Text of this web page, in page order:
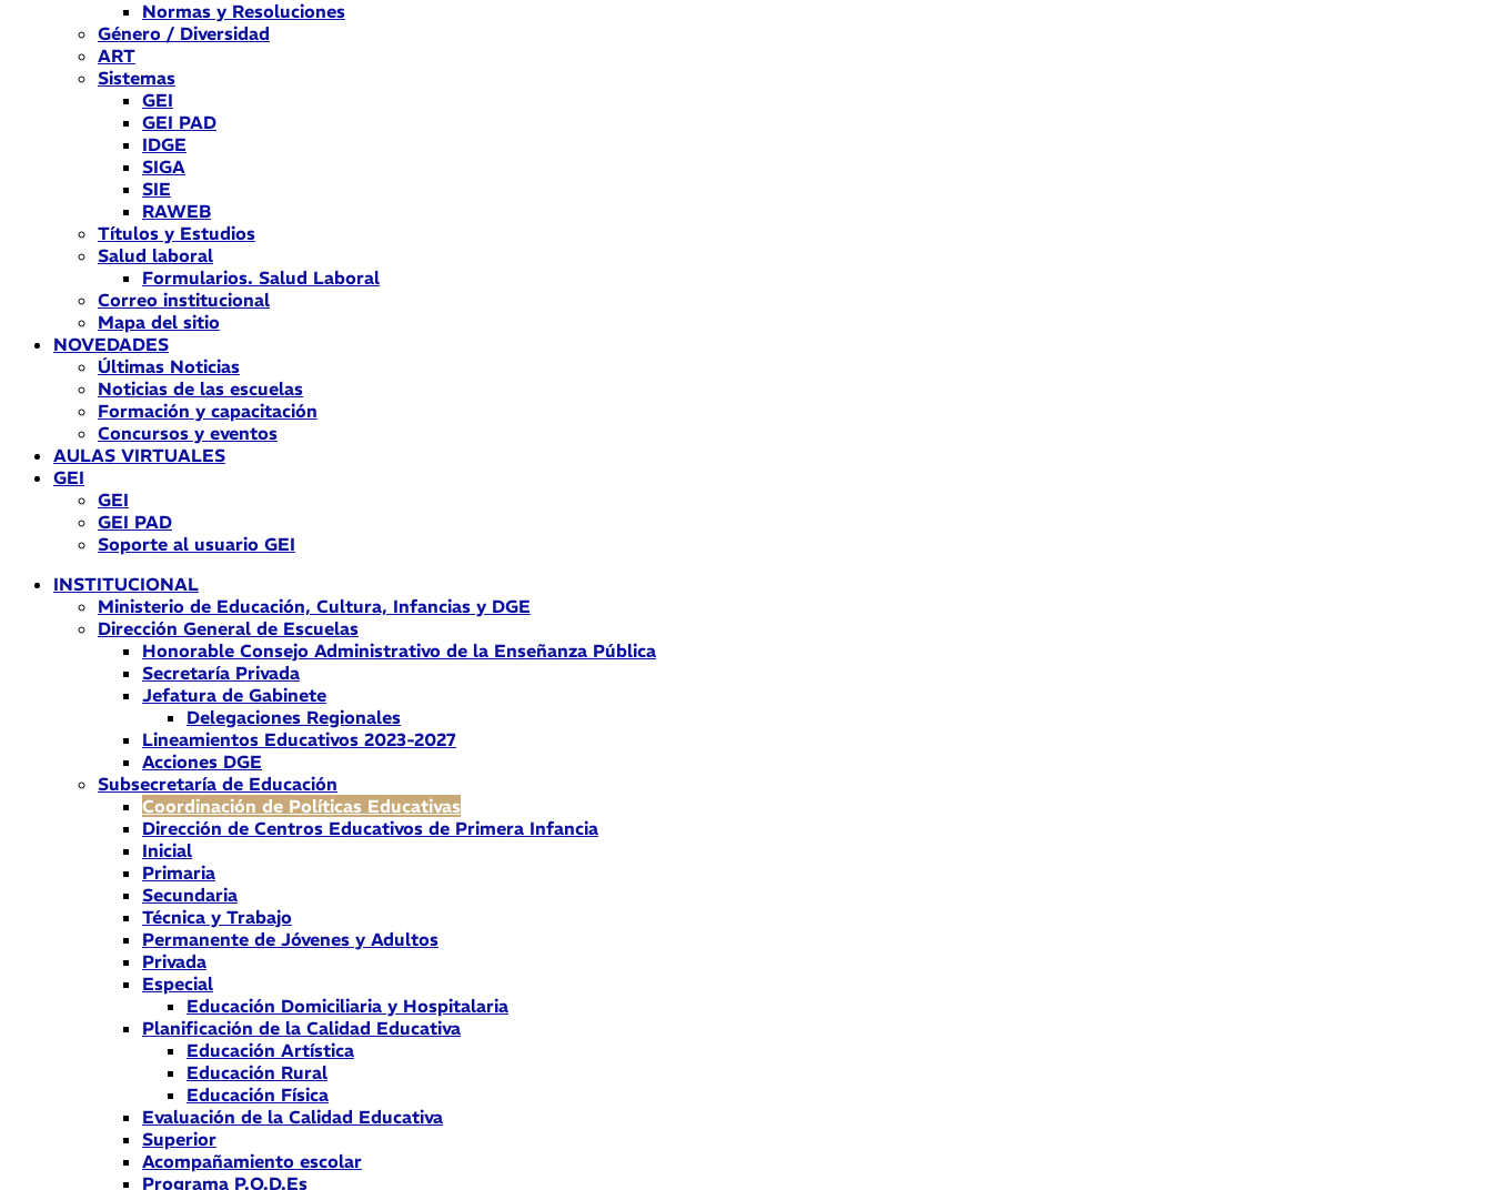
Normas y Resoluciones
Género / Diversidad
ART
Sistemas
GEI
GEI PAD
IDGE
SIGA
SIE
RAWEB
Títulos y Estudios
Salud laboral
Formularios. Salud Laboral
Correo institucional
Mapa del sitio
NOVEDADES
Últimas Noticias
Noticias de las escuelas
Formación y capacitación
Concursos y eventos
AULAS VIRTUALES
GEI
GEI
GEI PAD
Soporte al usuario GEI
INSTITUCIONAL
Ministerio de Educación, Cultura, Infancias y DGE
Dirección General de Escuelas
Honorable Consejo Administrativo de la Enseñanza Pública
Secretaría Privada
Jefatura de Gabinete
Delegaciones Regionales
Lineamientos Educativos 2023-2027
Acciones DGE
Subsecretaría de Educación
Coordinación de Políticas Educativas
Dirección de Centros Educativos de Primera Infancia
Inicial
Primaria
Secundaria
Técnica y Trabajo
Permanente de Jóvenes y Adultos
Privada
Especial
Educación Domiciliaria y Hospitalaria
Planificación de la Calidad Educativa
Educación Artística
Educación Rural
Educación Física
Evaluación de la Calidad Educativa
Superior
Acompañamiento escolar
Programa P.O.D.Es